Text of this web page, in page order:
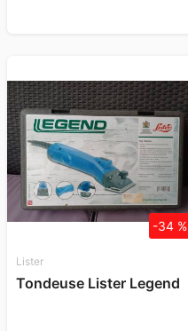
Lister
Tondeuse Lister Legend
-34 %